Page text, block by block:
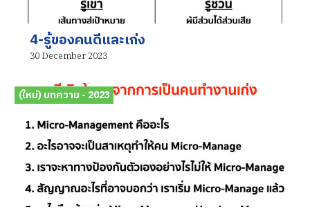
4-รู้ของคนดีและเก่ง
30 December 2023
(ใหม่) บทความ - 2023